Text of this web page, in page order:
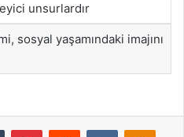
unsurlardır
sosyal yaşamındaki imajını
Tumblr PinterestReddit VKontakte